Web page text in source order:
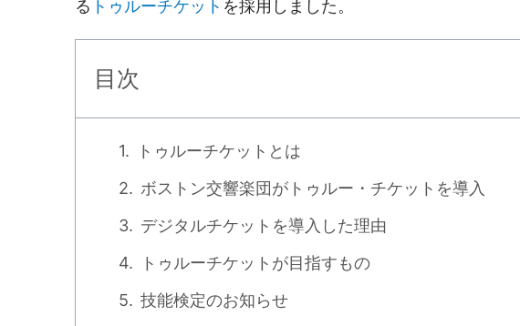
る トゥルーチケット を採用しました。
目次
トゥルーチケットとは
ボストン交響楽団がトゥルー・チケットを導入
デジタルチケットを導入した理由
トゥルーチケットが目指すもの
技能検定のお知らせ